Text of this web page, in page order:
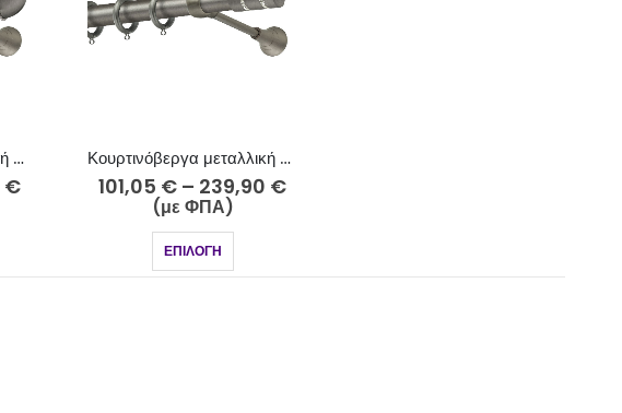
Κουρτινόβεργα μεταλλική Φ25 ανθρακί-strass Ρόδος Κ29-2525-18
€
Κουρτινόβεργα μεταλλική Φ25 ανθρακί-strass Σαλαμίνα Κ77-2525-18
101,05 € – 239,90 €
(με ΦΠΑ)
ΕΠΙΛΟΓΉ